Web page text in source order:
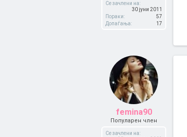
Се зачлени на:
30 јуни 2011
Пораки:
57
Допаѓања:
17
femina90
Популарен член
Се зачлени на: